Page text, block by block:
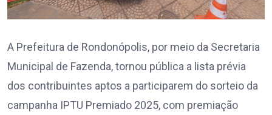
A Prefeitura de Rondonópolis, por meio da Secretaria
Municipal de Fazenda, tornou pública a lista prévia
dos contribuintes aptos a participarem do sorteio da
campanha IPTU Premiado 2025, com premiação